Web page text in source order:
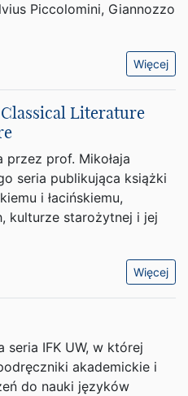
Piccolomini, Giannozzo
Więcej
Literature
przez prof. Mikołaja
seria publikująca książki
i łacińskiemu,
kulturze starożytnej i jej
Więcej
seria IFK UW, w której
akademickie i
do nauki języków